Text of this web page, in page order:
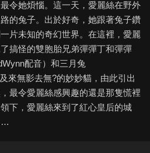
令她煩惱。這一天，愛麗絲在野外
的兔子。出於好奇，她跟著兔子鑽
片未知的奇幻世界。在這裡，愛麗
搞怪的雙胞胎兄弟彈彈丁和彈彈
配音）和三月兔
來無影去無?的妙妙貓，由此引出
最令愛麗絲感興趣的還是那隻慌裡
下，愛麗絲來到了紅心皇后的城